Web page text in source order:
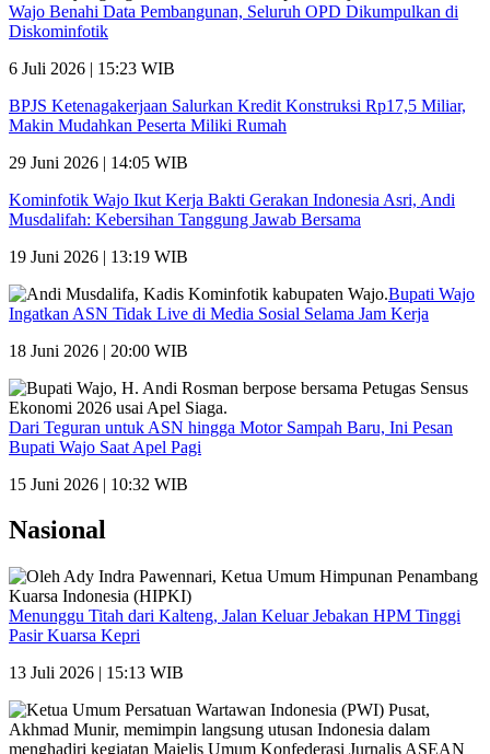
Wajo Benahi Data Pembangunan, Seluruh OPD Dikumpulkan di
Diskominfotik
6 Juli 2026 | 15:23 WIB
BPJS Ketenagakerjaan Salurkan Kredit Konstruksi Rp17,5 Miliar,
Makin Mudahkan Peserta Miliki Rumah
29 Juni 2026 | 14:05 WIB
Kominfotik Wajo Ikut Kerja Bakti Gerakan Indonesia Asri, Andi
Musdalifah: Kebersihan Tanggung Jawab Bersama
19 Juni 2026 | 13:19 WIB
Bupati Wajo
Ingatkan ASN Tidak Live di Media Sosial Selama Jam Kerja
18 Juni 2026 | 20:00 WIB
Dari Teguran untuk ASN hingga Motor Sampah Baru, Ini Pesan
Bupati Wajo Saat Apel Pagi
15 Juni 2026 | 10:32 WIB
Nasional
Menunggu Titah dari Kalteng, Jalan Keluar Jebakan HPM Tinggi
Pasir Kuarsa Kepri
13 Juli 2026 | 15:13 WIB